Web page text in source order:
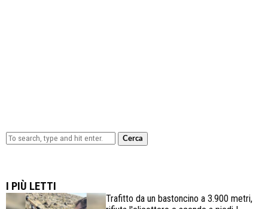
Cerca
I PIÙ LETTI
Trafitto da un bastoncino a 3.900 metri,